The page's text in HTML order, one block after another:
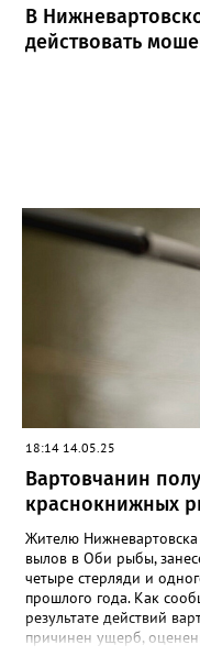
В
действовать
18:14 14.05.25
Вартовчанин
краснокнижных
Жителю
вылов в Оби рыбы,
четыре стерляди и
прошлого года. Как
результате действий
причинен ущерб,